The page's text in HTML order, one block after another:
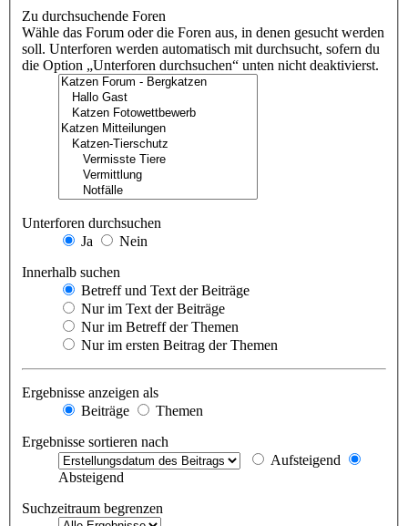
Zu durchsuchende Foren
Wähle das Forum oder die Foren aus, in denen gesucht werden
soll. Unterforen werden automatisch mit durchsucht, sofern du
die Option „Unterforen durchsuchen“ unten nicht deaktivierst.
Unterforen durchsuchen
Ja
Nein
Innerhalb suchen
Betreff und Text der Beiträge
Nur im Text der Beiträge
Nur im Betreff der Themen
Nur im ersten Beitrag der Themen
Ergebnisse anzeigen als
Beiträge
Themen
Ergebnisse sortieren nach
Aufsteigend
Absteigend
Suchzeitraum begrenzen